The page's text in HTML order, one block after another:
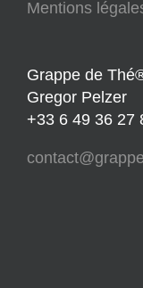
Mentions
Grappe de
Gregor Pelzer
+33 6 49 36 27